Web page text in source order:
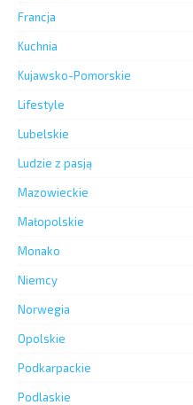
Francja
Kuchnia
Kujawsko-Pomorskie
Lifestyle
Lubelskie
Ludzie z pasją
Mazowieckie
Małopolskie
Monako
Niemcy
Norwegia
Opolskie
Podkarpackie
Podlaskie